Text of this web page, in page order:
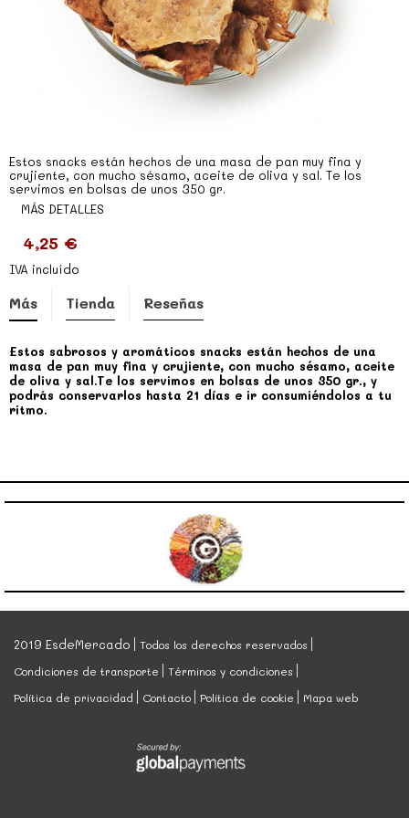
Estos snacks están hechos de una masa de pan muy fina y
crujiente, con mucho sésamo, aceite de oliva y sal. Te los
servimos en bolsas de unos 350 gr.
MÁS DETALLES
4,25 €
IVA incluído
Más Tienda Reseñas
Estos sabrosos y aromáticos snacks están hechos de una
masa de pan muy fina y crujiente, con mucho sésamo, aceite
de oliva y sal.Te los servimos en bolsas de unos 350 gr., y
podrás conservarlos hasta 21 días e ir consumiéndolos a tu
ritmo.
2019 EsdeMercado
Todos los derechos reservados
Condiciones de transporte
Términos y condiciones
Política de privacidad
Contacto Política de cookie Mapa web